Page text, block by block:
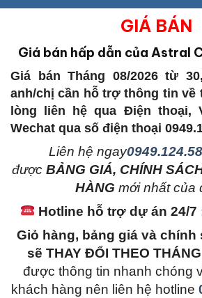
GIÁ BÁN
Giá bán hấp dẫn của Astral
Giá bán Tháng 08/2026 từ
anh/chị cần hỗ trợ thông tin về
lòng liên hệ qua Điện thoại,
Wechat qua số điện thoại
Liên hệ ngay
được BẢNG GIÁ, CHÍNH
HÀNG mới nhất của
Hotline hỗ trợ dự án 24/
Giỏ hàng, bảng giá và chính
sẽ THAY ĐỔI THEO THÁNG
được thông tin nhanh chóng
khách hàng nên liên hệ hotline